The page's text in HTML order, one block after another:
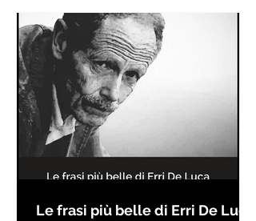
Le frasi più belle di Erri De Luca